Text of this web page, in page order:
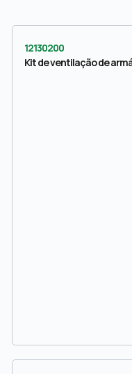
12130200
Kit de ventilação de